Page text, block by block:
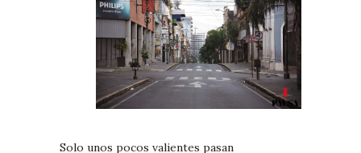
Solo unos pocos valientes pasan